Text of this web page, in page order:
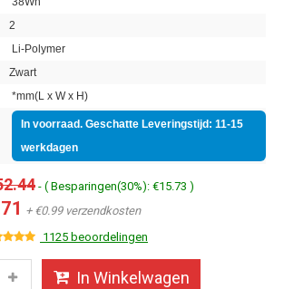
2
Li-Polymer
Zwart
*mm(L x W x H)
In voorraad. Geschatte Leveringstijd: 11-15
werkdagen
- ( Besparingen(30%): €15.73 )
+ €0.99 verzendkosten
1125 beoordelingen
In Winkelwagen